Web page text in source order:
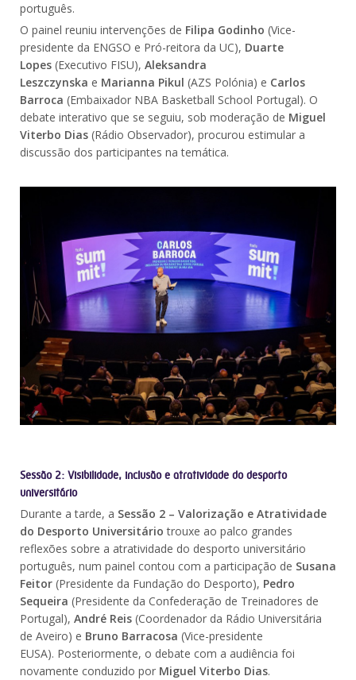
português.
O painel reuniu intervenções de Filipa Godinho (Vice-
presidente da ENGSO e Pró-reitora da UC), Duarte
Lopes (Executivo FISU), Aleksandra
Leszczynska e Marianna Pikul (AZS Polónia) e Carlos
Barroca (Embaixador NBA Basketball School Portugal). O
debate interativo que se seguiu, sob moderação de Miguel
Viterbo Dias (Rádio Observador), procurou estimular a
discussão dos participantes na temática.
Sessão 2: Visibilidade, inclusão e atratividade do desporto
universitário
Durante a tarde, a Sessão 2 – Valorização e Atratividade
do Desporto Universitário trouxe ao palco grandes
reflexões sobre a atratividade do desporto universitário
português, num painel contou com a participação de Susana
Feitor (Presidente da Fundação do Desporto), Pedro
Sequeira (Presidente da Confederação de Treinadores de
Portugal), André Reis (Coordenador da Rádio Universitária
de Aveiro) e Bruno Barracosa (Vice-presidente
EUSA). Posteriormente, o debate com a audiência foi
novamente conduzido por Miguel Viterbo Dias.